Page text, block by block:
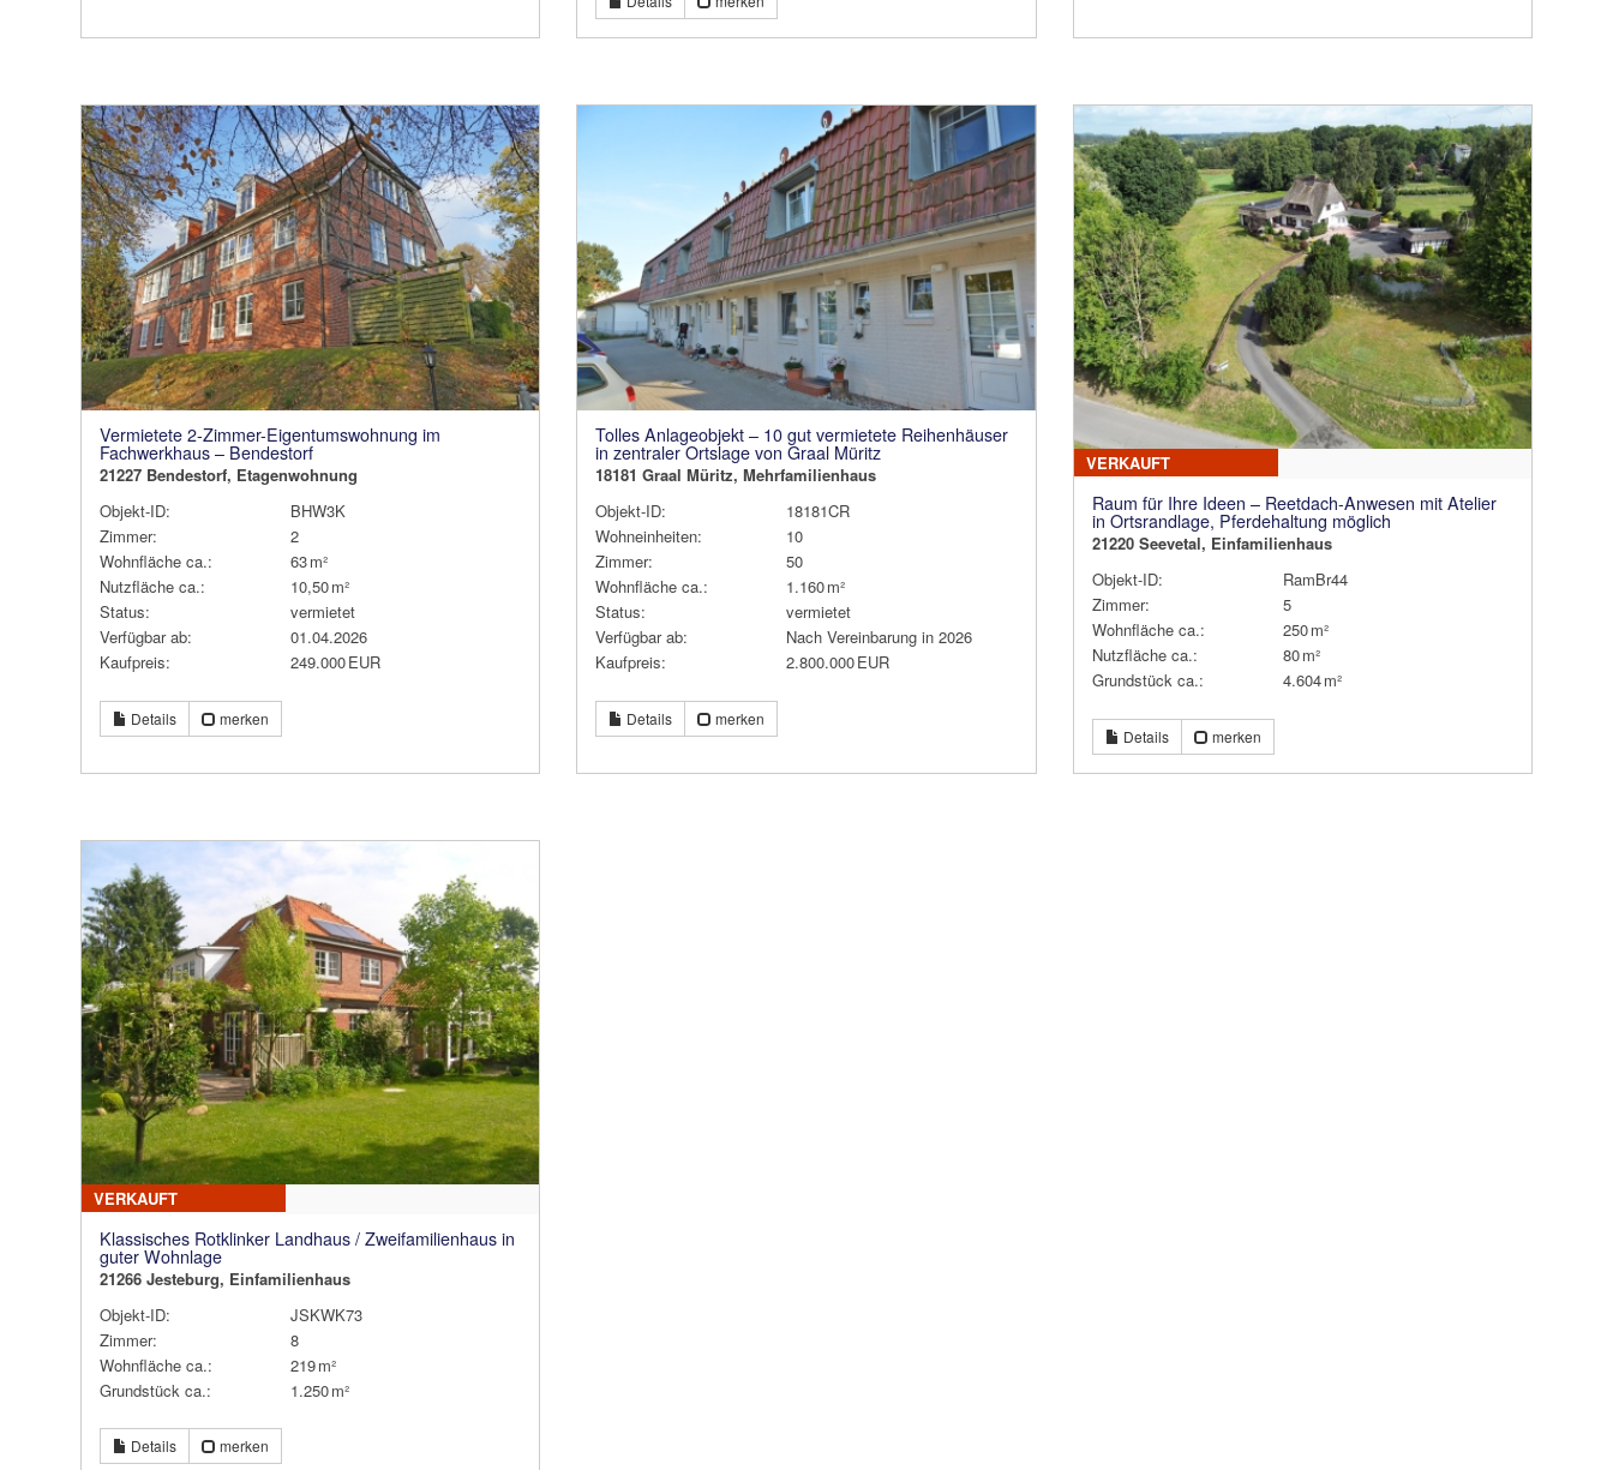
Vermietete 2-Zimmer-Eigentumswohnung im
Fachwerkhaus – Bendestorf
21227 Bendestorf, Etagenwohnung
Objekt-ID:
BHW3K
Zimmer:
2
Wohnfläche ca.:
63 m²
Nutzfläche ca.:
10,50 m²
Status:
vermietet
Verfügbar ab:
01.04.2026
Kaufpreis:
249.000 EUR
Details merken
Tolles Anlageobjekt – 10 gut vermietete Reihenhäuser
in zentraler Ortslage von Graal Müritz
18181 Graal Müritz, Mehrfamilienhaus
Objekt-ID:
18181CR
Wohneinheiten:
10
Zimmer:
50
Wohnfläche ca.:
1.160 m²
Status:
vermietet
Verfügbar ab:
Nach Vereinbarung in 2026
Kaufpreis:
2.800.000 EUR
Details merken
VERKAUFT
Raum für Ihre Ideen – Reetdach-Anwesen mit Atelier
in Ortsrandlage, Pferdehaltung möglich
21220 Seevetal, Einfamilienhaus
Objekt-ID:
RamBr44
Zimmer:
5
Wohnfläche ca.:
250 m²
Nutzfläche ca.:
80 m²
Grund­stück ca.:
4.604 m²
Details merken
VERKAUFT
Klassisches Rotklinker Landhaus / Zweifamilienhaus in
guter Wohnlage
21266 Jesteburg, Einfamilienhaus
Objekt-ID:
JSKWK73
Zimmer:
8
Wohnfläche ca.:
219 m²
Grund­stück ca.:
1.250 m²
Details merken